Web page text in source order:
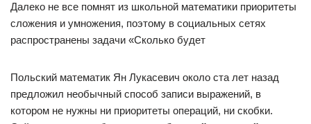
Далеко не все помнят из школьной математики приоритеты
сложения и умножения, поэтому в социальных сетях
распространены задачи «Сколько будет
Польский математик Ян Лукасевич около ста лет назад
предложил необычный способ записи выражений, в
котором не нужны ни приоритеты операций, ни скобки.